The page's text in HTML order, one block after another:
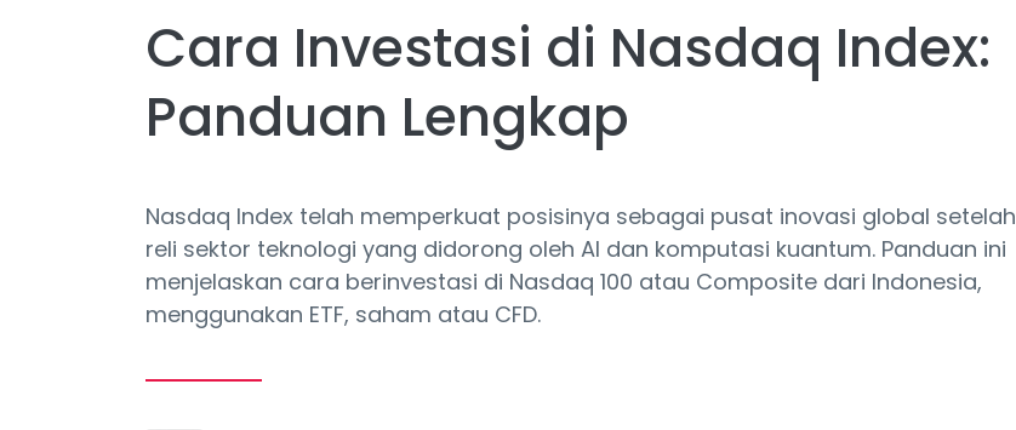
Cara Investasi di Nasdaq Index:
Panduan Lengkap
Nasdaq Index telah memperkuat posisinya sebagai pusat inovasi global setelah
reli sektor teknologi yang didorong oleh AI dan komputasi kuantum. Panduan ini
menjelaskan cara berinvestasi di Nasdaq 100 atau Composite dari Indonesia,
menggunakan ETF, saham atau CFD.